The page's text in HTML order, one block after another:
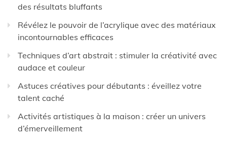
des résultats bluffants
Révélez le pouvoir de l’acrylique avec des matériaux
incontournables efficaces
Techniques d’art abstrait : stimuler la créativité avec
audace et couleur
Astuces créatives pour débutants : éveillez votre
talent caché
Activités artistiques à la maison : créer un univers
d’émerveillement